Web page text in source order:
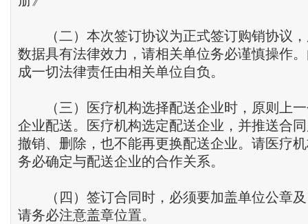
（二）本次签订协议为正式签订购销协议，
数据具有法律效力，请相关单位务必谨慎操作
成一切法律责任由相关单位自负。
（三）医疗机构选择配送企业时，原则上一
企业配送。医疗机构选定配送企业，并推送合
撤销、删除，也不能再更换配送企业。请医疗
务必确定与配送企业的合作关系。
（四）签订合同时，必须要加盖单位公章及
请务必注意盖章位置。